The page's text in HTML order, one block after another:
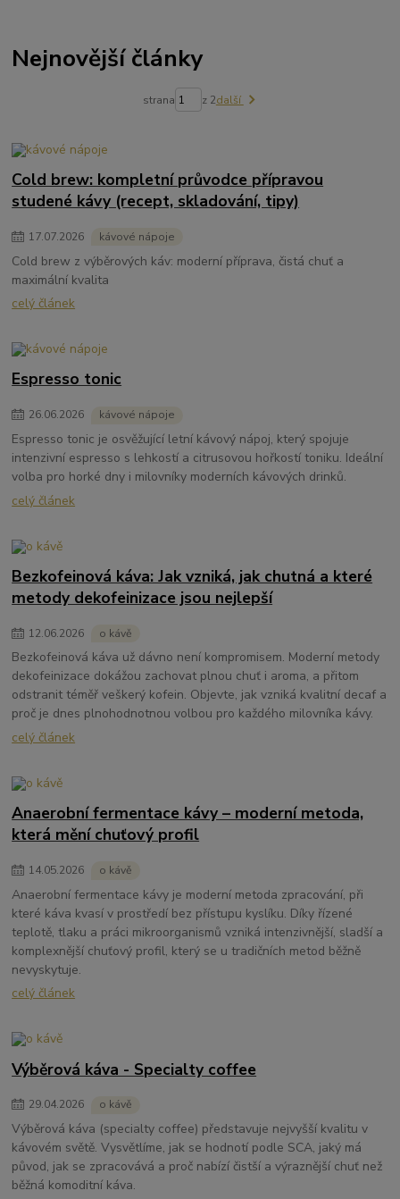
Nejnovější články
strana z 2další
Cold brew: kompletní průvodce přípravou
studené kávy (recept, skladování, tipy)
17.07.2026 kávové nápoje
Cold brew z výběrových káv: moderní příprava, čistá chuť a
maximální kvalita
celý článek
Espresso tonic
26.06.2026 kávové nápoje
Espresso tonic je osvěžující letní kávový nápoj, který spojuje
intenzivní espresso s lehkostí a citrusovou hořkostí toniku. Ideální
volba pro horké dny i milovníky moderních kávových drinků.
celý článek
Bezkofeinová káva: Jak vzniká, jak chutná a které
metody dekofeinizace jsou nejlepší
12.06.2026 o kávě
Bezkofeinová káva už dávno není kompromisem. Moderní metody
dekofeinizace dokážou zachovat plnou chuť i aroma, a přitom
odstranit téměř veškerý kofein. Objevte, jak vzniká kvalitní decaf a
proč je dnes plnohodnotnou volbou pro každého milovníka kávy.
celý článek
Anaerobní fermentace kávy – moderní metoda,
která mění chuťový profil
14.05.2026 o kávě
Anaerobní fermentace kávy je moderní metoda zpracování, při
které káva kvasí v prostředí bez přístupu kyslíku. Díky řízené
teplotě, tlaku a práci mikroorganismů vzniká intenzivnější, sladší a
komplexnější chuťový profil, který se u tradičních metod běžně
nevyskytuje.
celý článek
Výběrová káva - Specialty coffee
29.04.2026 o kávě
Výběrová káva (specialty coffee) představuje nejvyšší kvalitu v
kávovém světě. Vysvětlíme, jak se hodnotí podle SCA, jaký má
původ, jak se zpracovává a proč nabízí čistší a výraznější chuť než
běžná komoditní káva.